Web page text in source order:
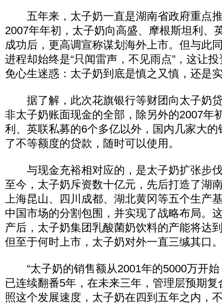
五年来，太子奶一直是湖南省政府重点
2007年年初，太子奶向高盛、摩根斯坦利、
成功后，更高调宣称谋划海外上市。但与此
进程却始终是“只闻雷声，不见雨点”，这让
免心生迷惑：太子奶到底是慎之又慎，还是
据了解，此次花旗银行等财团向太子奶
非太子奶账面现金的全部，除另外的2007年
利、英联私募的6个多亿以外，国内几家大
了不等额度的贷款，随时可以使用。
与现金充裕相对应的，是太子奶扩张步
至今，太子奶斥资数十亿元，先后打造了湖
上海昆山、四川成都、湖北黄冈等五个生产
中国市场的分割包围，并实现了战略布局。
产后，太子奶集团乳酸菌奶饮料的产能将达
但至于何时上市，太子奶对外一直三缄其口
“太子奶的销售额从2001年的5000万开始
已连续翻番5年，在未来三年，管理层预期
照这个发展速度，太子奶在四到五年之内，